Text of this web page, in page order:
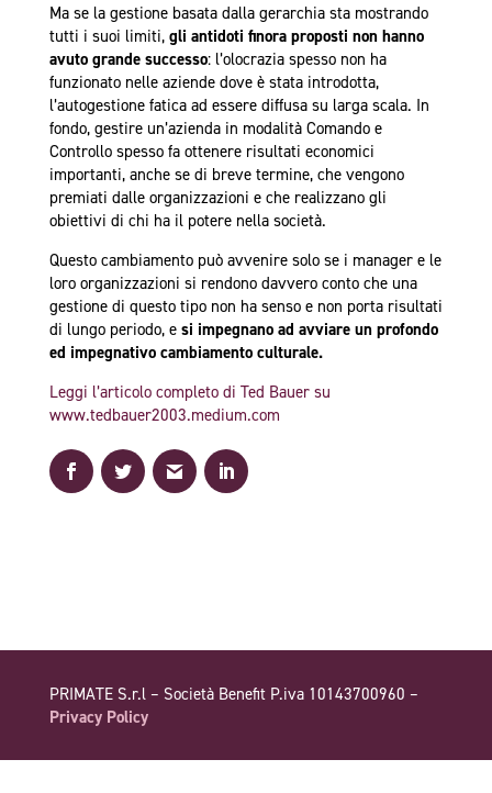
Ma se la gestione basata dalla gerarchia sta mostrando
tutti i suoi limiti, gli antidoti finora proposti non hanno
avuto grande successo: l’olocrazia spesso non ha
funzionato nelle aziende dove è stata introdotta,
l’autogestione fatica ad essere diffusa su larga scala. In
fondo, gestire un’azienda in modalità Comando e
Controllo spesso fa ottenere risultati economici
importanti, anche se di breve termine, che vengono
premiati dalle organizzazioni e che realizzano gli
obiettivi di chi ha il potere nella società.
Questo cambiamento può avvenire solo se i manager e le
loro organizzazioni si rendono davvero conto che una
gestione di questo tipo non ha senso e non porta risultati
di lungo periodo, e si impegnano ad avviare un profondo
ed impegnativo cambiamento culturale.
Leggi l’articolo completo di Ted Bauer su
www.tedbauer2003.medium.com
PRIMATE S.r.l – Società Benefit P.iva 10143700960 –
Privacy Policy